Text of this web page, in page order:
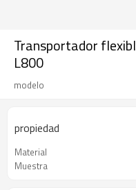
Transportador
L800
modelo
propiedad
Material
Muestra